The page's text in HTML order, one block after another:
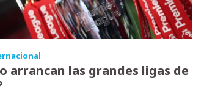
arrancan las grandes ligas de